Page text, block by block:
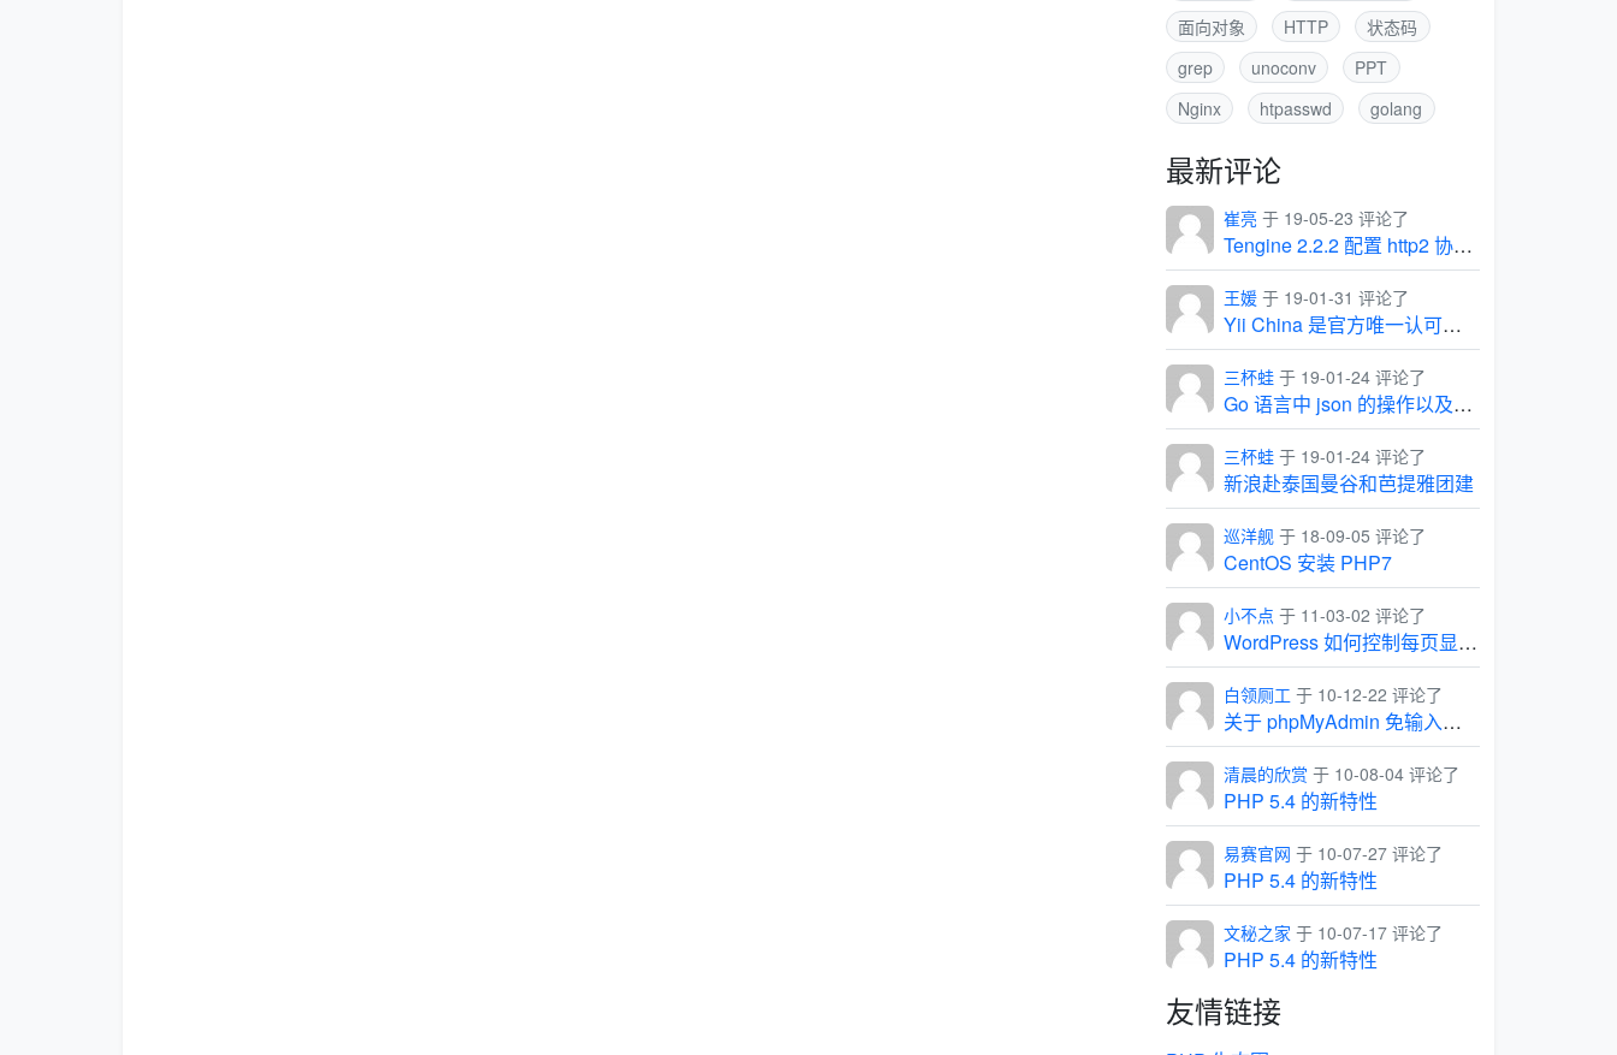
面向对象
HTTP
状态码
grep
unoconv
PPT
Nginx
htpasswd golang
最新评论
崔亮 于 19-05-23 评论了
Tengine 2.2.2 配置 http2 协议出现的坑
王媛 于 19-01-31 评论了
Yii China 是官方唯一认可的中文社区
三杯蛙 于 19-01-24 评论了
Go 语言中 json 的操作以及常见问题
三杯蛙 于 19-01-24 评论了
新浪赴泰国曼谷和芭提雅团建
巡洋舰 于 18-09-05 评论了
CentOS 安装 PHP7
小不点 于 11-03-02 评论了
WordPress 如何控制每页显示的条数
白领厕工 于 10-12-22 评论了
关于 phpMyAdmin 免输入用户名和密码，直接进入管理界面
清晨的欣赏 于 10-08-04 评论了
PHP 5.4 的新特性
易赛官网 于 10-07-27 评论了
PHP 5.4 的新特性
文秘之家 于 10-07-17 评论了
PHP 5.4 的新特性
友情链接